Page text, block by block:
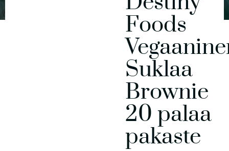
Foods
Suklaa
Brownie
20 palaa
pakaste